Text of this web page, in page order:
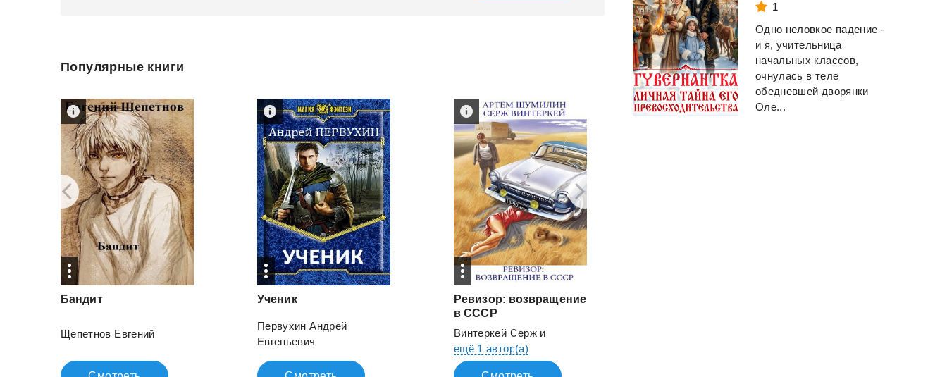
Популярные книги
Бандит
Щепетнов Евгений
Ученик
Первухин Андрей
Евгеньевич
Ревизор: возвращение
в СССР
Винтеркей Сержи
ещё 1 автор(а)
1
Одно неловкое падение -
и я, учительница
начальных классов,
очнулась в теле
обедневшей дворянки
Оле...